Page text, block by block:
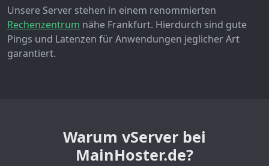
Unsere Server stehen in einem renommierten
Rechenzentrum nähe Frankfurt. Hierdurch sind gute
Pings und Latenzen für Anwendungen jeglicher Art
garantiert.
Warum vServer bei
MainHoster.de?